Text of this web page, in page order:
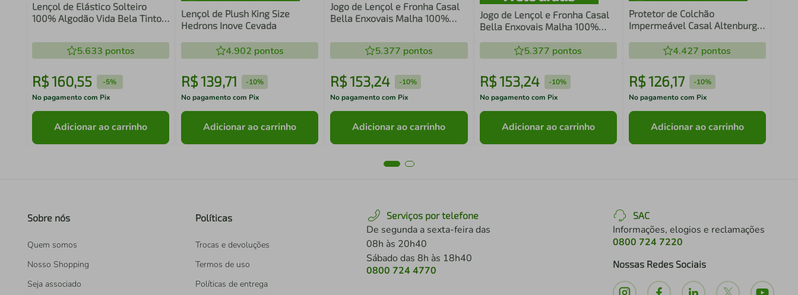
Lençol de Elástico Solteiro
100% Algodão Vida Bela Tinto -
5.633 pontos
R$160,55 -5%
No pagamento com Pix
Adicionar ao carrinho
Lençol de Plush King Size
Hedrons Inove Cevada
4.902 pontos
R$139,71 -10%
No pagamento com Pix
Adicionar ao carrinho
Jogo de Lençol e Fronha Casal
Bella Enxovais Malha 100%
5.377 pontos
R$153,24 -10%
No pagamento com Pix
Adicionar ao carrinho
Jogo de Lençol e Fronha Casal
Bella Enxovais Malha 100%
5.377 pontos
R$153,24 -10%
No pagamento com Pix
Adicionar ao carrinho
Protetor de Colchão
Impermeável Casal Altenburg
4.427 pontos
R$126,17 -10%
No pagamento com Pix
Adicionar ao carrinho
Sobre nós
Quem somos
Nosso Shopping
Seja associado
Políticas
Trocas e devoluções
Termos de uso
Políticas de entrega
Serviços por telefone
De segunda a sexta-feira das
08h às 20h40
Sábado das 8h às 18h40
0800 724 4770
SAC
Informações, elogios e reclamações
0800 724 7220
Nossas Redes Sociais